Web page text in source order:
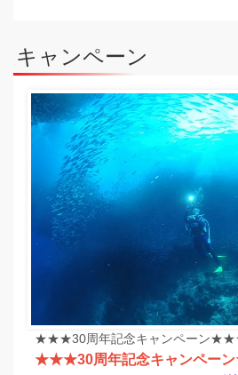
キャンペーン
★★★30周年記念キャンペーン
★★★30周年記念キャンペー